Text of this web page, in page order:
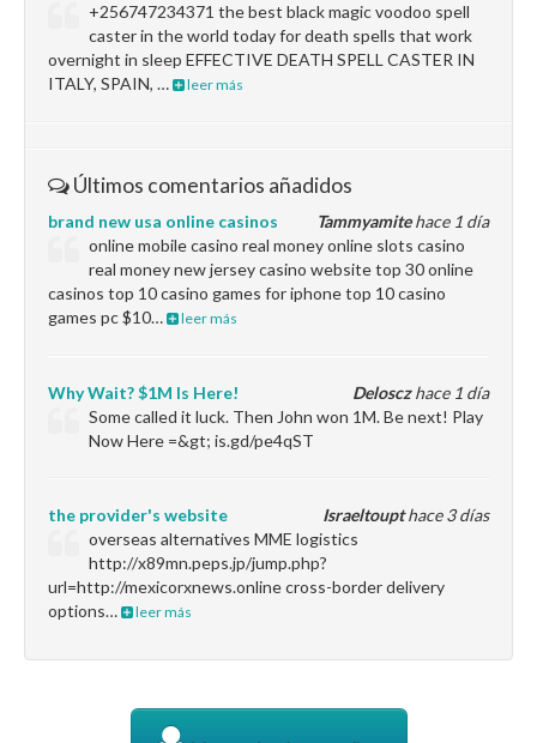
+256747234371 the best black magic voodoo spell
caster in the world today for death spells that work
overnight in sleep EFFECTIVE DEATH SPELL CASTER IN
ITALY, SPAIN, …
leer más
Últimos comentarios añadidos
Tammyamitehace 1 día
brand new usa online casinos
online mobile casino real money online slots casino
real money new jersey casino website top 30 online
casinos top 10 casino games for iphone top 10 casino
games pc $10…
leer más
Delosczhace 1 día
Why Wait? $1M Is Here!
Some called it luck. Then John won 1M. Be next! Play
Now Here =&gt; is.gd/pe4qST
Israeltoupthace 3 días
the provider's website
overseas alternatives MME logistics
http://x89mn.peps.jp/jump.php?
url=http://mexicorxnews.online cross-border delivery
options…
leer más